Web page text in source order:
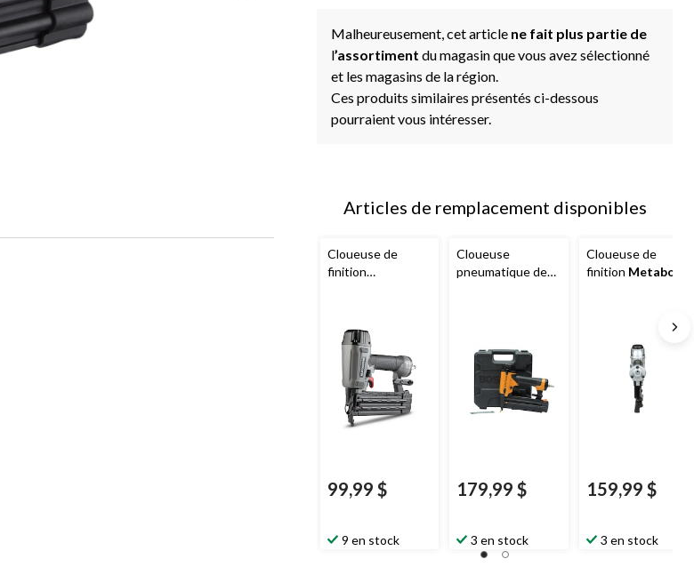
Malheureusement, cet article ne fait plus partie de
l’assortiment du magasin que vous avez sélectionné
et les magasins de la région.
Ces produits similaires présentés ci-dessous
pourraient vous intéresser.
Articles de remplacement disponibles
Cloueuse de
finition
calibre 18
99,99 $
9 en stock
Cloueuse
pneumatique de
179,99 $
3 en stock
Cloueuse de
finition Metabo
159,99 $
3 en stock